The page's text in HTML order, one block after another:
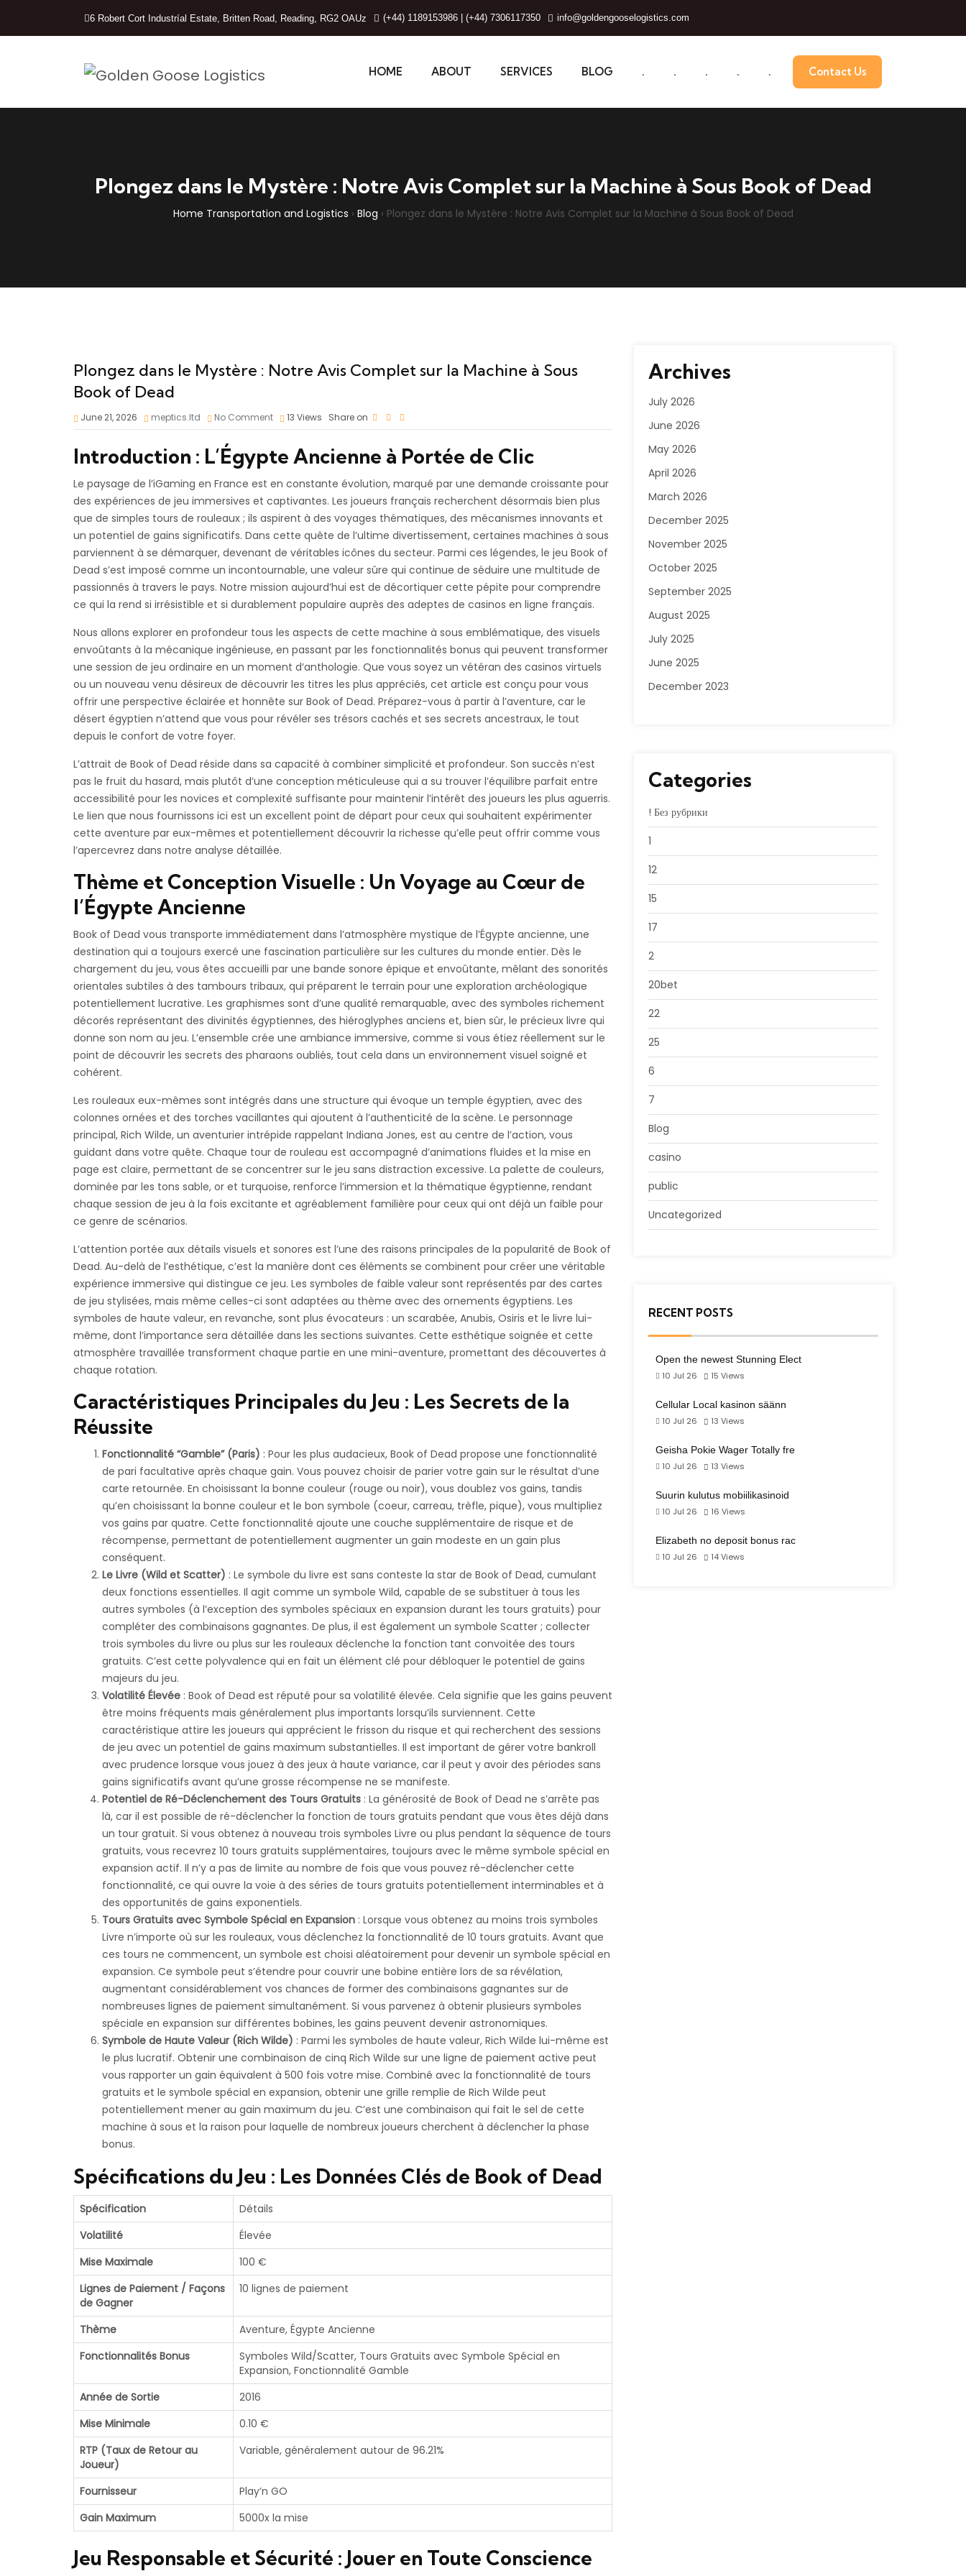
6 Robert Cort Industríal Estate, Britten Road, Reading, RG2 OAUz (+44) 1189153986 | (+44) 7306117350 info@goldengooselogistics.com
HOME ABOUT SERVICES BLOG . . . . . Contact Us
Plongez dans le Mystère : Notre Avis Complet sur la Machine à Sous Book of Dead
Home Transportation and Logistics › Blog › Plongez dans le Mystère : Notre Avis Complet sur la Machine à Sous Book of Dead
Plongez dans le Mystère : Notre Avis Complet sur la Machine à Sous
Book of Dead
June 21, 2026 meptics.ltd No Comment 13 Views Share on
Introduction : L’Égypte Ancienne à Portée de Clic
Le paysage de l’iGaming en France est en constante évolution, marqué par une demande croissante pour
des expériences de jeu immersives et captivantes. Les joueurs français recherchent désormais bien plus
que de simples tours de rouleaux ; ils aspirent à des voyages thématiques, des mécanismes innovants et
un potentiel de gains significatifs. Dans cette quête de l’ultime divertissement, certaines machines à sous
parviennent à se démarquer, devenant de véritables icônes du secteur. Parmi ces légendes, le jeu Book of
Dead s’est imposé comme un incontournable, une valeur sûre qui continue de séduire une multitude de
passionnés à travers le pays. Notre mission aujourd’hui est de décortiquer cette pépite pour comprendre
ce qui la rend si irrésistible et si durablement populaire auprès des adeptes de casinos en ligne français.
Nous allons explorer en profondeur tous les aspects de cette machine à sous emblématique, des visuels
envoûtants à la mécanique ingénieuse, en passant par les fonctionnalités bonus qui peuvent transformer
une session de jeu ordinaire en un moment d’anthologie. Que vous soyez un vétéran des casinos virtuels
ou un nouveau venu désireux de découvrir les titres les plus appréciés, cet article est conçu pour vous
offrir une perspective éclairée et honnête sur Book of Dead. Préparez-vous à partir à l’aventure, car le
désert égyptien n’attend que vous pour révéler ses trésors cachés et ses secrets ancestraux, le tout
depuis le confort de votre foyer.
L’attrait de Book of Dead réside dans sa capacité à combiner simplicité et profondeur. Son succès n’est
pas le fruit du hasard, mais plutôt d’une conception méticuleuse qui a su trouver l’équilibre parfait entre
accessibilité pour les novices et complexité suffisante pour maintenir l’intérêt des joueurs les plus aguerris.
Le lien que nous fournissons ici est un excellent point de départ pour ceux qui souhaitent expérimenter
cette aventure par eux-mêmes et potentiellement découvrir la richesse qu’elle peut offrir comme vous
l’apercevrez dans notre analyse détaillée.
Thème et Conception Visuelle : Un Voyage au Cœur de
l’Égypte Ancienne
Book of Dead vous transporte immédiatement dans l’atmosphère mystique de l’Égypte ancienne, une
destination qui a toujours exercé une fascination particulière sur les cultures du monde entier. Dès le
chargement du jeu, vous êtes accueilli par une bande sonore épique et envoûtante, mêlant des sonorités
orientales subtiles à des tambours tribaux, qui préparent le terrain pour une exploration archéologique
potentiellement lucrative. Les graphismes sont d’une qualité remarquable, avec des symboles richement
décorés représentant des divinités égyptiennes, des hiéroglyphes anciens et, bien sûr, le précieux livre qui
donne son nom au jeu. L’ensemble crée une ambiance immersive, comme si vous étiez réellement sur le
point de découvrir les secrets des pharaons oubliés, tout cela dans un environnement visuel soigné et
cohérent.
Les rouleaux eux-mêmes sont intégrés dans une structure qui évoque un temple égyptien, avec des
colonnes ornées et des torches vacillantes qui ajoutent à l’authenticité de la scène. Le personnage
principal, Rich Wilde, un aventurier intrépide rappelant Indiana Jones, est au centre de l’action, vous
guidant dans votre quête. Chaque tour de rouleau est accompagné d’animations fluides et la mise en
page est claire, permettant de se concentrer sur le jeu sans distraction excessive. La palette de couleurs,
dominée par les tons sable, or et turquoise, renforce l’immersion et la thématique égyptienne, rendant
chaque session de jeu à la fois excitante et agréablement familière pour ceux qui ont déjà un faible pour
ce genre de scénarios.
L’attention portée aux détails visuels et sonores est l’une des raisons principales de la popularité de Book of
Dead. Au-delà de l’esthétique, c’est la manière dont ces éléments se combinent pour créer une véritable
expérience immersive qui distingue ce jeu. Les symboles de faible valeur sont représentés par des cartes
de jeu stylisées, mais même celles-ci sont adaptées au thème avec des ornements égyptiens. Les
symboles de haute valeur, en revanche, sont plus évocateurs : un scarabée, Anubis, Osiris et le livre lui-
même, dont l’importance sera détaillée dans les sections suivantes. Cette esthétique soignée et cette
atmosphère travaillée transforment chaque partie en une mini-aventure, promettant des découvertes à
chaque rotation.
Caractéristiques Principales du Jeu : Les Secrets de la
Réussite
Fonctionnalité “Gamble” (Paris) : Pour les plus audacieux, Book of Dead propose une fonctionnalité
de pari facultative après chaque gain. Vous pouvez choisir de parier votre gain sur le résultat d’une
carte retournée. En choisissant la bonne couleur (rouge ou noir), vous doublez vos gains, tandis
qu’en choisissant la bonne couleur et le bon symbole (coeur, carreau, trèfle, pique), vous multipliez
vos gains par quatre. Cette fonctionnalité ajoute une couche supplémentaire de risque et de
récompense, permettant de potentiellement augmenter un gain modeste en un gain plus
conséquent.
Le Livre (Wild et Scatter) : Le symbole du livre est sans conteste la star de Book of Dead, cumulant
deux fonctions essentielles. Il agit comme un symbole Wild, capable de se substituer à tous les
autres symboles (à l’exception des symboles spéciaux en expansion durant les tours gratuits) pour
compléter des combinaisons gagnantes. De plus, il est également un symbole Scatter ; collecter
trois symboles du livre ou plus sur les rouleaux déclenche la fonction tant convoitée des tours
gratuits. C’est cette polyvalence qui en fait un élément clé pour débloquer le potentiel de gains
majeurs du jeu.
Volatilité Élevée : Book of Dead est réputé pour sa volatilité élevée. Cela signifie que les gains peuvent
être moins fréquents mais généralement plus importants lorsqu’ils surviennent. Cette
caractéristique attire les joueurs qui apprécient le frisson du risque et qui recherchent des sessions
de jeu avec un potentiel de gains maximum substantielles. Il est important de gérer votre bankroll
avec prudence lorsque vous jouez à des jeux à haute variance, car il peut y avoir des périodes sans
gains significatifs avant qu’une grosse récompense ne se manifeste.
Potentiel de Ré-Déclenchement des Tours Gratuits : La générosité de Book of Dead ne s’arrête pas
là, car il est possible de ré-déclencher la fonction de tours gratuits pendant que vous êtes déjà dans
un tour gratuit. Si vous obtenez à nouveau trois symboles Livre ou plus pendant la séquence de tours
gratuits, vous recevrez 10 tours gratuits supplémentaires, toujours avec le même symbole spécial en
expansion actif. Il n’y a pas de limite au nombre de fois que vous pouvez ré-déclencher cette
fonctionnalité, ce qui ouvre la voie à des séries de tours gratuits potentiellement interminables et à
des opportunités de gains exponentiels.
Tours Gratuits avec Symbole Spécial en Expansion : Lorsque vous obtenez au moins trois symboles
Livre n’importe où sur les rouleaux, vous déclenchez la fonctionnalité de 10 tours gratuits. Avant que
ces tours ne commencent, un symbole est choisi aléatoirement pour devenir un symbole spécial en
expansion. Ce symbole peut s’étendre pour couvrir une bobine entière lors de sa révélation,
augmentant considérablement vos chances de former des combinaisons gagnantes sur de
nombreuses lignes de paiement simultanément. Si vous parvenez à obtenir plusieurs symboles
spéciale en expansion sur différentes bobines, les gains peuvent devenir astronomiques.
Symbole de Haute Valeur (Rich Wilde) : Parmi les symboles de haute valeur, Rich Wilde lui-même est
le plus lucratif. Obtenir une combinaison de cinq Rich Wilde sur une ligne de paiement active peut
vous rapporter un gain équivalent à 500 fois votre mise. Combiné avec la fonctionnalité de tours
gratuits et le symbole spécial en expansion, obtenir une grille remplie de Rich Wilde peut
potentiellement mener au gain maximum du jeu. C’est une combinaison qui fait le sel de cette
machine à sous et la raison pour laquelle de nombreux joueurs cherchent à déclencher la phase
bonus.
Spécifications du Jeu : Les Données Clés de Book of Dead
Spécification
Détails
Volatilité
Élevée
Mise Maximale
100 €
Lignes de Paiement / Façons
de Gagner
10 lignes de paiement
Thème
Aventure, Égypte Ancienne
Fonctionnalités Bonus
Symboles Wild/Scatter, Tours Gratuits avec Symbole Spécial en
Expansion, Fonctionnalité Gamble
Année de Sortie
2016
Mise Minimale
0.10 €
RTP (Taux de Retour au
Joueur)
Variable, généralement autour de 96.21%
Fournisseur
Play’n GO
Gain Maximum
5000x la mise
Jeu Responsable et Sécurité : Jouer en Toute Conscience
Archives
July 2026
June 2026
May 2026
April 2026
March 2026
December 2025
November 2025
October 2025
September 2025
August 2025
July 2025
June 2025
December 2023
Categories
! Без рубрики
1
12
15
17
2
20bet
22
25
6
7
Blog
casino
public
Uncategorized
RECENT POSTS
Open the newest Stunning Elect
10 Jul 26
15 Views
Cellular Local kasinon säänn
10 Jul 26
13 Views
Geisha Pokie Wager Totally fre
10 Jul 26
13 Views
Suurin kulutus mobiilikasinoid
10 Jul 26
16 Views
Elizabeth no deposit bonus rac
10 Jul 26
14Views